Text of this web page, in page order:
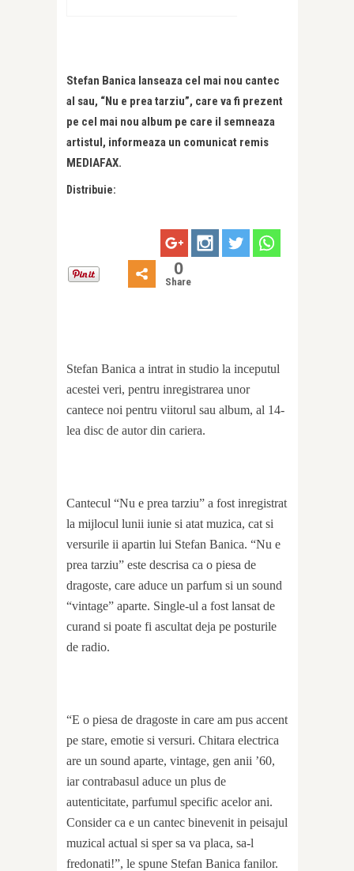
Stefan Banica lanseaza cel mai nou cantec
al sau, “Nu e prea tarziu”, care va fi prezent
pe cel mai nou album pe care il semneaza
artistul, informeaza un comunicat remis
MEDIAFAX.
Distribuie:
0
Share
Stefan Banica a intrat in studio la inceputul
acestei veri, pentru inregistrarea unor
cantece noi pentru viitorul sau album, al 14-
lea disc de autor din cariera.
Cantecul “Nu e prea tarziu” a fost inregistrat
la mijlocul lunii iunie si atat muzica, cat si
versurile ii apartin lui Stefan Banica. “Nu e
prea tarziu” este descrisa ca o piesa de
dragoste, care aduce un parfum si un sound
“vintage” aparte. Single-ul a fost lansat de
curand si poate fi ascultat deja pe posturile
de radio.
“E o piesa de dragoste in care am pus accent
pe stare, emotie si versuri. Chitara electrica
are un sound aparte, vintage, gen anii ’60,
iar contrabasul aduce un plus de
autenticitate, parfumul specific acelor ani.
Consider ca e un cantec binevenit in peisajul
muzical actual si sper sa va placa, sa-l
fredonati!”, le spune Stefan Banica fanilor.